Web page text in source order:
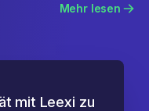
Mehr lesen
mit Leexi zu